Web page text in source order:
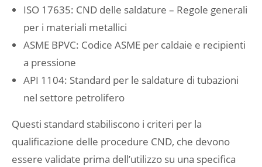
ISO 17635: CND delle saldature – Regole generali
per i materiali metallici
ASME BPVC: Codice ASME per caldaie e recipienti
a pressione
API 1104: Standard per le saldature di tubazioni
nel settore petrolifero
Questi standard stabiliscono i criteri per la
qualificazione delle procedure CND, che devono
essere validate prima dell’utilizzo su una specifica